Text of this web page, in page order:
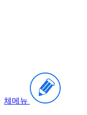
체메뉴